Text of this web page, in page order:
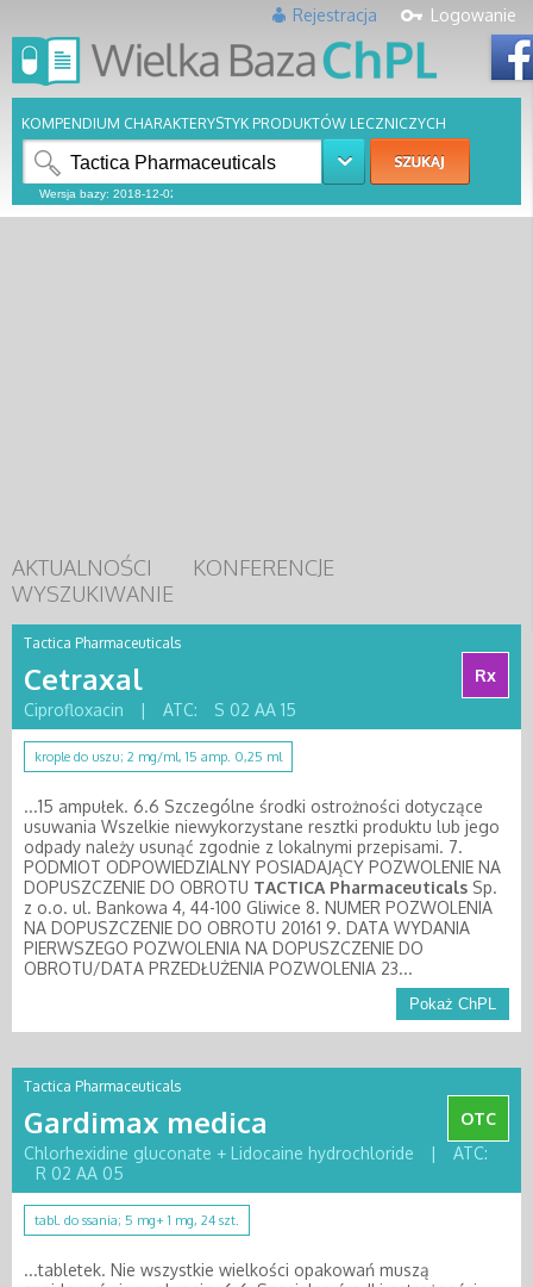
Logowanie
Rejestracja
KOMPENDIUM CHARAKTERYSTYK PRODUKTÓW LECZNICZYCH
AKTUALNOŚCI
KONFERENCJE
WYSZUKIWANIE
Tactica Pharmaceuticals
Cetraxal
Rx
Ciprofloxacin
| ATC: S 02 AA 15
krople do uszu; 2 mg/ml, 15 amp. 0,25 ml
...15 ampułek. 6.6 Szczególne środki ostrożności dotyczące
usuwania Wszelkie niewykorzystane resztki produktu lub jego
odpady należy usunąć zgodnie z lokalnymi przepisami. 7.
PODMIOT ODPOWIEDZIALNY POSIADAJĄCY POZWOLENIE NA
DOPUSZCZENIE DO OBROTU TACTICA Pharmaceuticals Sp.
z o.o. ul. Bankowa 4, 44-100 Gliwice 8. NUMER POZWOLENIA
NA DOPUSZCZENIE DO OBROTU 20161 9. DATA WYDANIA
PIERWSZEGO POZWOLENIA NA DOPUSZCZENIE DO
OBROTU/DATA PRZEDŁUŻENIA POZWOLENIA 23...
Pokaż ChPL
Tactica Pharmaceuticals
Gardimax medica
OTC
Chlorhexidine gluconate + Lidocaine hydrochloride
|
ATC:
R 02 AA 05
tabl. do ssania; 5 mg+ 1 mg, 24 szt.
...tabletek. Nie wszystkie wielkości opakowań muszą